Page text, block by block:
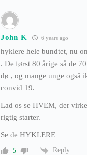
John K 6 years ago
hyklere hele bundtet, nu
. De først 80 årige så de
dø , og mange unge også
convid 19.
Lad os se HVEM, der
rigtig starter.
Se de HYKLERE
5 Reply